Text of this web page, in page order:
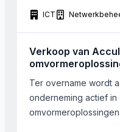
het MKB-segment.
belang.
ICT
Verkoop van
Ter overname wordt
onderneming actief